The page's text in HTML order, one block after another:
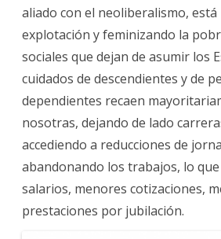
aliado con el neoliberalismo,
explotación y feminizando la
sociales que dejan de asumir los
cuidados de descendientes y de
dependientes recaen
nosotras, dejando de lado
accediendo a reducciones de
abandonando los trabajos, lo
salarios, menores cotizaciones,
prestaciones por jubilación.